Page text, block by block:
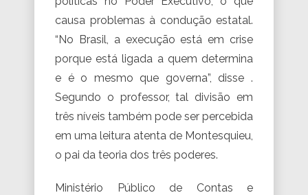
causa problemas à condução estatal.
“No Brasil, a execução está em crise
porque está ligada a quem determina
e é o mesmo que governa”, disse .
Segundo o professor, tal divisão em
três níveis também pode ser percebida
em uma leitura atenta de Montesquieu,
o pai da teoria dos três poderes.
Ministério Público de Contas e